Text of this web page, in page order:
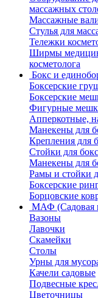
массажных
Массажные
Стулья для
Тележки
Ширмы
косметолога
Бокс и
Боксерские
Боксерские
Фигурные
Апперкотные,
Манекены для
Крепления для
Стойки для
Манекены для
Рамы и стойки
Боксерские
Борцовские
МАФ (Садовая
Вазоны
Лавочки
Скамейки
Столы
Урны для
Качели садовые
Подвесные
Цветочницы